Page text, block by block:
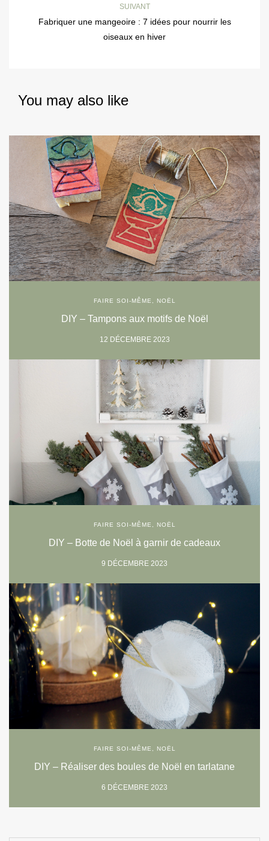
SUIVANT
Fabriquer une mangeoire : 7 idées pour nourrir les
oiseaux en hiver
You may also like
FAIRE SOI-MÊME NOËL
DIY – Tampons aux motifs de Noël
12 DÉCEMBRE 2023
FAIRE SOI-MÊME NOËL
DIY – Botte de Noël à garnir de cadeaux
9 DÉCEMBRE 2023
FAIRE SOI-MÊME NOËL
DIY – Réaliser des boules de Noël en tarlatane
6 DÉCEMBRE 2023